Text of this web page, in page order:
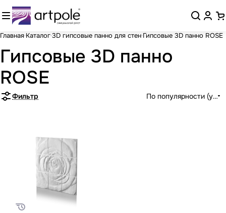
Главная Каталог3D гипсовые панно для стен Гипсовые 3D панно ROSE
Гипсовые 3D панно
ROSE
Фильтр По популярности